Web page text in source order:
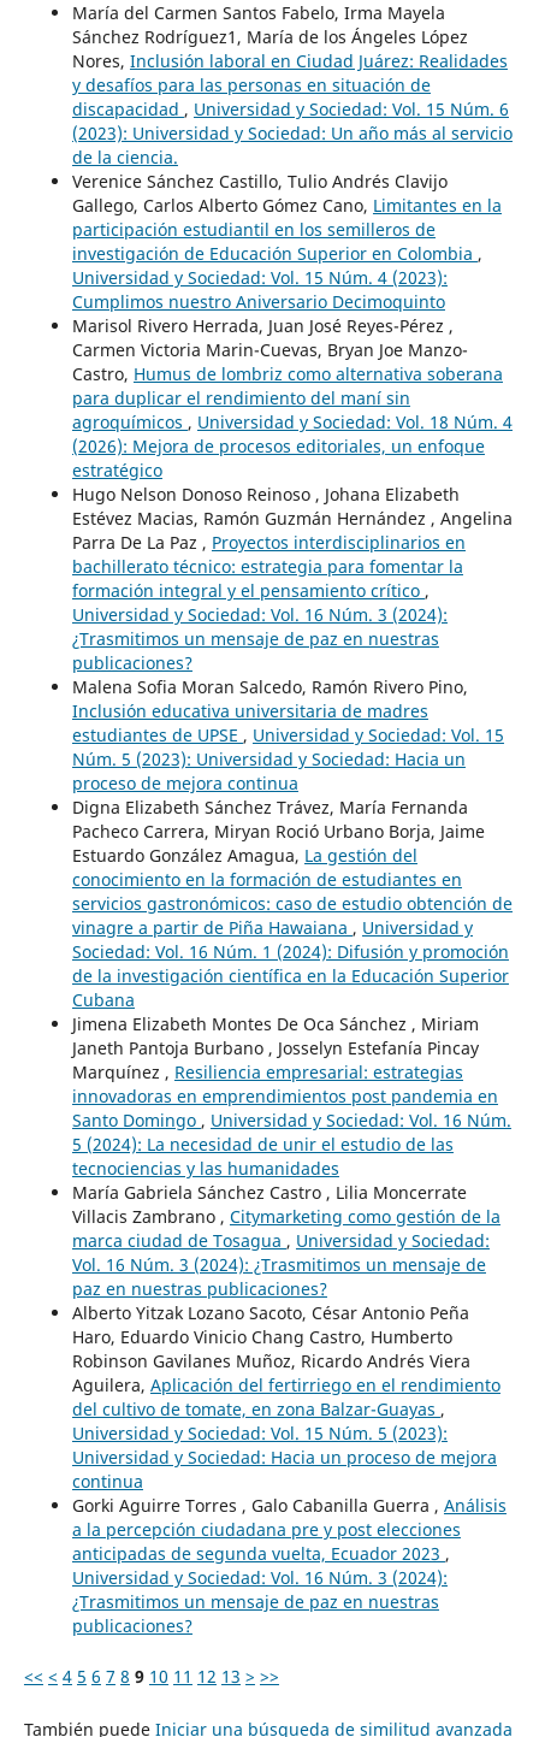
María del Carmen Santos Fabelo, Irma Mayela
Sánchez Rodríguez1, María de los Ángeles López
Nores, Inclusión laboral en Ciudad Juárez: Realidades
y desafíos para las personas en situación de
discapacidad , Universidad y Sociedad: Vol. 15 Núm. 6
(2023): Universidad y Sociedad: Un año más al servicio
de la ciencia.
Verenice Sánchez Castillo, Tulio Andrés Clavijo
Gallego, Carlos Alberto Gómez Cano, Limitantes en la
participación estudiantil en los semilleros de
investigación de Educación Superior en Colombia ,
Universidad y Sociedad: Vol. 15 Núm. 4 (2023):
Cumplimos nuestro Aniversario Decimoquinto
Marisol Rivero Herrada, Juan José Reyes-Pérez ,
Carmen Victoria Marin-Cuevas, Bryan Joe Manzo-
Castro, Humus de lombriz como alternativa soberana
para duplicar el rendimiento del maní sin
agroquímicos , Universidad y Sociedad: Vol. 18 Núm. 4
(2026): Mejora de procesos editoriales, un enfoque
estratégico
Hugo Nelson Donoso Reinoso , Johana Elizabeth
Estévez Macias, Ramón Guzmán Hernández , Angelina
Parra De La Paz , Proyectos interdisciplinarios en
bachillerato técnico: estrategia para fomentar la
formación integral y el pensamiento crítico ,
Universidad y Sociedad: Vol. 16 Núm. 3 (2024):
¿Trasmitimos un mensaje de paz en nuestras
publicaciones?
Malena Sofia Moran Salcedo, Ramón Rivero Pino,
Inclusión educativa universitaria de madres
estudiantes de UPSE , Universidad y Sociedad: Vol. 15
Núm. 5 (2023): Universidad y Sociedad: Hacia un
proceso de mejora continua
Digna Elizabeth Sánchez Trávez, María Fernanda
Pacheco Carrera, Miryan Roció Urbano Borja, Jaime
Estuardo González Amagua, La gestión del
conocimiento en la formación de estudiantes en
servicios gastronómicos: caso de estudio obtención de
vinagre a partir de Piña Hawaiana , Universidad y
Sociedad: Vol. 16 Núm. 1 (2024): Difusión y promoción
de la investigación científica en la Educación Superior
Cubana
Jimena Elizabeth Montes De Oca Sánchez , Miriam
Janeth Pantoja Burbano , Josselyn Estefanía Pincay
Marquínez , Resiliencia empresarial: estrategias
innovadoras en emprendimientos post pandemia en
Santo Domingo , Universidad y Sociedad: Vol. 16 Núm.
5 (2024): La necesidad de unir el estudio de las
tecnociencias y las humanidades
María Gabriela Sánchez Castro , Lilia Moncerrate
Villacis Zambrano , Citymarketing como gestión de la
marca ciudad de Tosagua , Universidad y Sociedad:
Vol. 16 Núm. 3 (2024): ¿Trasmitimos un mensaje de
paz en nuestras publicaciones?
Alberto Yitzak Lozano Sacoto, César Antonio Peña
Haro, Eduardo Vinicio Chang Castro, Humberto
Robinson Gavilanes Muñoz, Ricardo Andrés Viera
Aguilera, Aplicación del fertirriego en el rendimiento
del cultivo de tomate, en zona Balzar-Guayas ,
Universidad y Sociedad: Vol. 15 Núm. 5 (2023):
Universidad y Sociedad: Hacia un proceso de mejora
continua
Gorki Aguirre Torres , Galo Cabanilla Guerra , Análisis
a la percepción ciudadana pre y post elecciones
anticipadas de segunda vuelta, Ecuador 2023 ,
Universidad y Sociedad: Vol. 16 Núm. 3 (2024):
¿Trasmitimos un mensaje de paz en nuestras
publicaciones?
<< < 4 5 6 7 8 9 10 11 12 13 > >>
También puede Iniciar una búsqueda de similitud avanzada